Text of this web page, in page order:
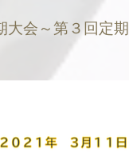
大会～第３回定